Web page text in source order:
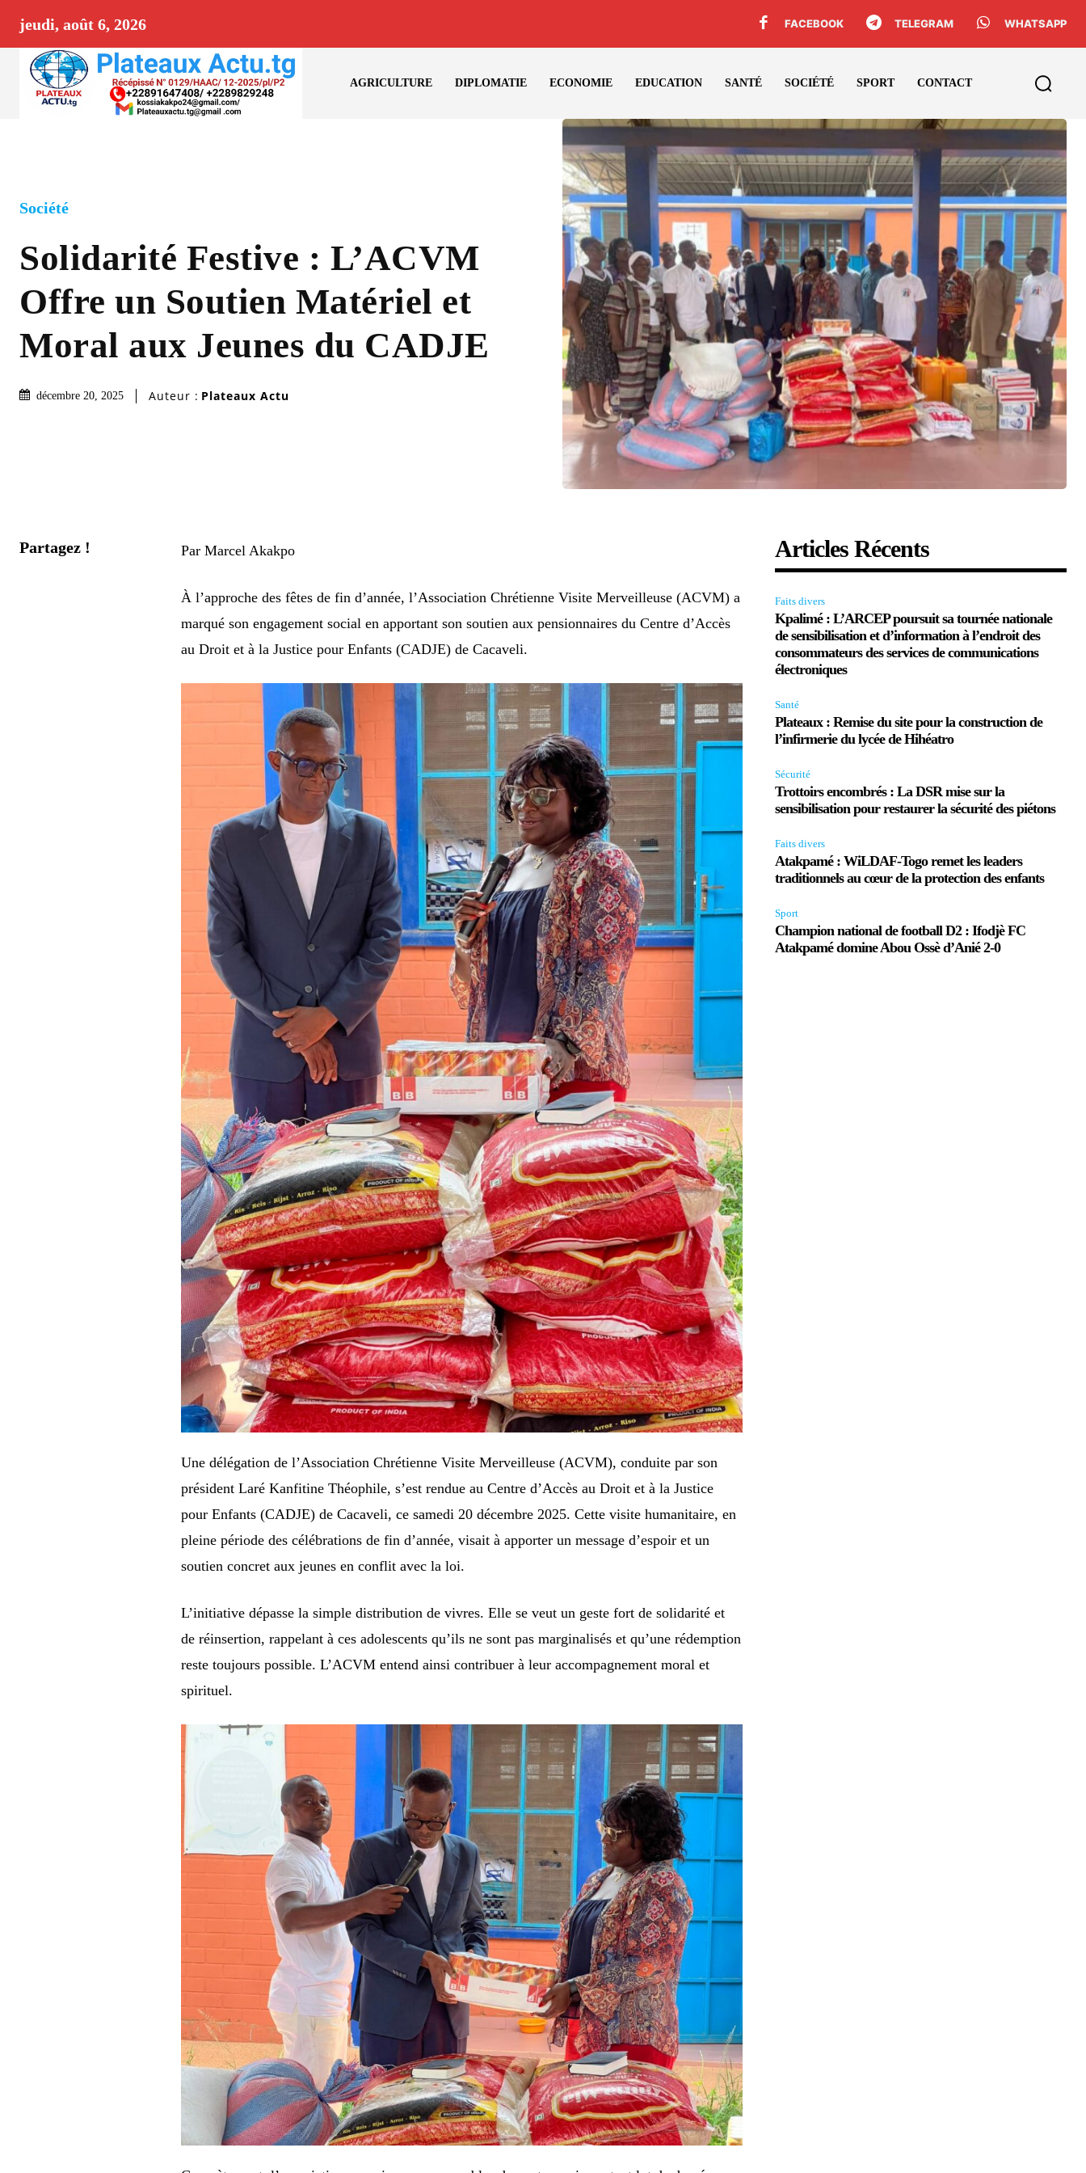
jeudi, août 6, 2026 FACEBOOK TELEGRAM WHATSAPP
AGRICULTURE DIPLOMATIE ECONOMIE EDUCATION SANTÉ SOCIÉTÉ SPORT CONTACT
Société
Solidarité Festive : L’ACVM
Offre un Soutien Matériel et
Moral aux Jeunes du CADJE
décembre 20, 2025 Auteur : Plateaux Actu
Partagez ! Par Marcel Akakpo
À l’approche des fêtes de fin d’année, l’Association Chrétienne Visite Merveilleuse (ACVM) a
marqué son engagement social en apportant son soutien aux pensionnaires du Centre d’Accès
au Droit et à la Justice pour Enfants (CADJE) de Cacaveli.
Une délégation de l’Association Chrétienne Visite Merveilleuse (ACVM), conduite par son
président Laré Kanfitine Théophile, s’est rendue au Centre d’Accès au Droit et à la Justice
pour Enfants (CADJE) de Cacaveli, ce samedi 20 décembre 2025. Cette visite humanitaire, en
pleine période des célébrations de fin d’année, visait à apporter un message d’espoir et un
soutien concret aux jeunes en conflit avec la loi.
L’initiative dépasse la simple distribution de vivres. Elle se veut un geste fort de solidarité et
de réinsertion, rappelant à ces adolescents qu’ils ne sont pas marginalisés et qu’une rédemption
reste toujours possible. L’ACVM entend ainsi contribuer à leur accompagnement moral et
spirituel.
Articles Récents
Faits divers
Kpalimé : L’ARCEP poursuit sa tournée nationale
de sensibilisation et d’information à l’endroit des
consommateurs des services de communications
électroniques
Santé
Plateaux : Remise du site pour la construction de
l’infirmerie du lycée de Hihéatro
Sécurité
Trottoirs encombrés : La DSR mise sur la
sensibilisation pour restaurer la sécurité des piétons
Faits divers
Atakpamé : WiLDAF-Togo remet les leaders
traditionnels au cœur de la protection des enfants
Sport
Champion national de football D2 : Ifodjè FC
Atakpamé domine Abou Ossè d’Anié 2-0